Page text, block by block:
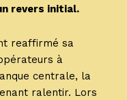
revers initial.
reaffirmé sa
à
centrale, la
ralentir. Lors